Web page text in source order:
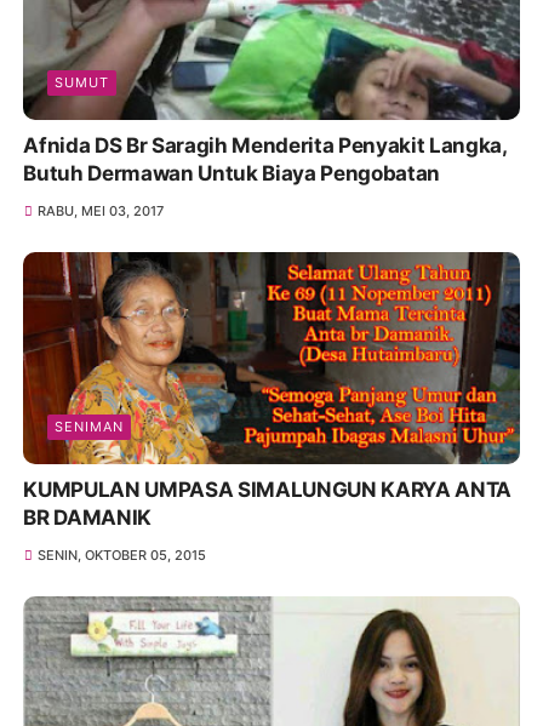
SUMUT
Afnida DS Br Saragih Menderita Penyakit Langka,
Butuh Dermawan Untuk Biaya Pengobatan
RABU, MEI 03, 2017
SENIMAN
KUMPULAN UMPASA SIMALUNGUN KARYA ANTA
BR DAMANIK
SENIN, OKTOBER 05, 2015